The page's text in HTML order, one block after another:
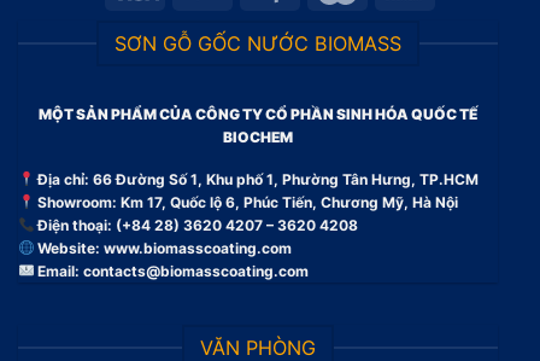
SƠN GỖ GỐC NƯỚC BIOMASS
MỘT SẢN PHẨM CỦA CÔNG TY CỔ PHẦN SINH HÓA QUỐC TẾ
BIOCHEM
Địa chỉ: 66 Đường Số 1, Khu phố 1, Phường Tân Hưng, TP.HCM
Showroom: Km 17, Quốc lộ 6, Phúc Tiến, Chương Mỹ, Hà Nội
Điện thoại: (+84 28) 3620 4207 – 3620 4208
Website:www.biomasscoating.com
Email:contacts@biomasscoating.com
VĂN PHÒNG